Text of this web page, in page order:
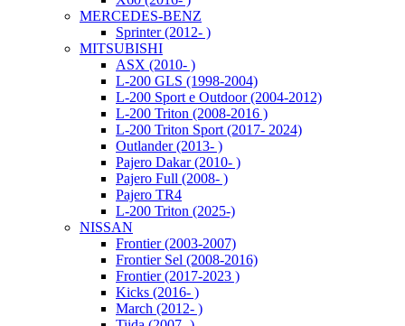
MERCEDES-BENZ
Sprinter (2012- )
MITSUBISHI
ASX (2010- )
L-200 GLS (1998-2004)
L-200 Sport e Outdoor (2004-2012)
L-200 Triton (2008-2016 )
L-200 Triton Sport (2017- 2024)
Outlander (2013- )
Pajero Dakar (2010- )
Pajero Full (2008- )
Pajero TR4
L-200 Triton (2025-)
NISSAN
Frontier (2003-2007)
Frontier Sel (2008-2016)
Frontier (2017-2023 )
Kicks (2016- )
March (2012- )